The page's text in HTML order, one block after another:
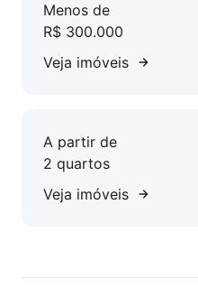
Menos de
R$ 300.000
Veja imóveis
A partir de
2 quartos
Veja imóveis